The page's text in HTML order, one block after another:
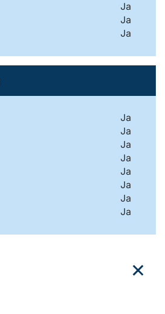
Ja
Ja
Ja
Ja
Ja
Ja
Ja
Ja
Ja
Ja
Ja